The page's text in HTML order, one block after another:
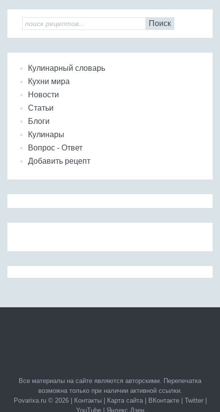
Поиск
Кулинарный словарь
Кухни мира
Новости
Статьи
Блоги
Кулинары
Вопрос - Ответ
Добавить рецепт
Все материалы на сайте являются авторскими. Перепечатка
возможна только при наличии активной ссылки.
Povarixa.ru © 2026 |
Контакты| Карта сайта| ВКонтакте| Twitter|
YouTube| Яндекс.Дзен